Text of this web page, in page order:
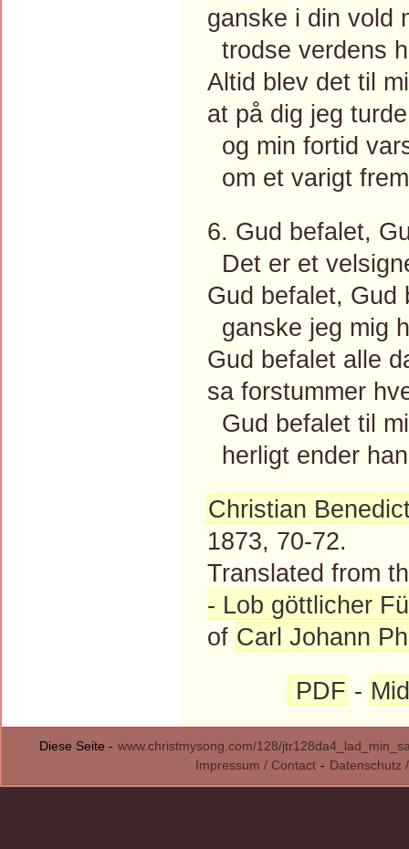
ganske i din vold
trodse verdens
Altid blev det til
at på dig jeg
og min fortid
om et varigt
6. Gud befalet,
Det er et
Gud befalet, Gud
ganske jeg mig
Gud befalet alle
sa forstummer
Gud befalet til
herligt ender
Christian
1873, 70-72.
Translated from
- Lob göttlicher
of Carl Johann
PDF -
Diese Seite - www.christmysong.com/128/
Impressum / Contact - Datenschutz